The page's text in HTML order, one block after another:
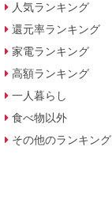
人気ランキング
還元率ランキング
家電ランキング
高額ランキング
一人暮らし
食べ物以外
その他のランキング